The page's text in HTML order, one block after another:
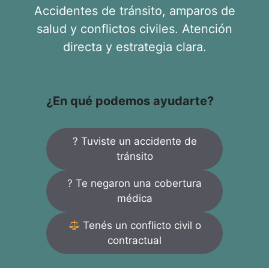
Accidentes de tránsito, amparos de
salud y conflictos civiles. Atención
directa y estrategia clara.
¿En qué podemos ayudarte?
? Tuviste un accidente de
tránsito
? Te negaron una cobertura
médica
Tenés un conflicto civil o
contractual